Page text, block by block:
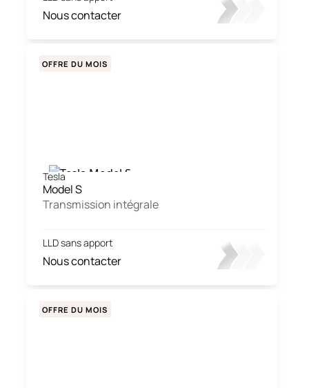
Nous contacter
Tesla
Model S
Transmission intégrale
LLD sans apport
Nous contacter
OFFRE DU MOIS
OFFRE DU MOIS